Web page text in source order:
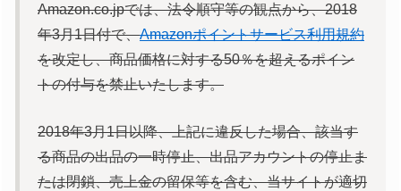
Amazon.co.jpでは、法令順守等の観点から、2018
年3月1日付で、Amazonポイントサービス利用規約
を改定し、商品価格に対する50％を超えるポイン
トの付与を禁止いたします。
2018年3月1日以降、上記に違反した場合、該当す
る商品の出品の一時停止、出品アカウントの停止ま
たは閉鎖、売上金の留保等を含む、当サイトが適切